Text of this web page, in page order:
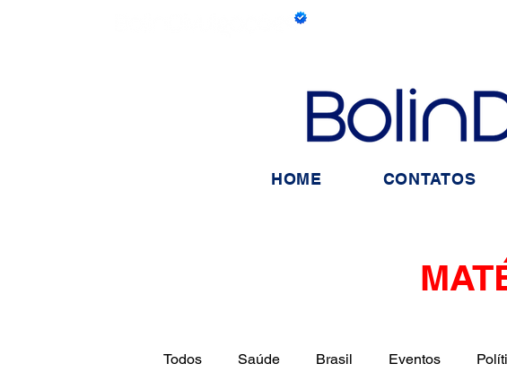
Todos Saúde Brasil Eventos
HOME CONTATOS